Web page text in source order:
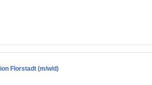
Florstadt (m/w/d)